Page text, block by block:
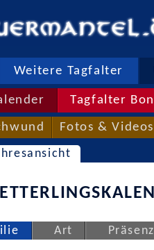
Weitere Tagfalter
Tagfalter
Fotos & Videos
Art Präsenz